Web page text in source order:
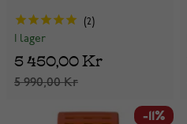
2
I lager
5 990,00 Kr
5 450,00 Kr
-11%